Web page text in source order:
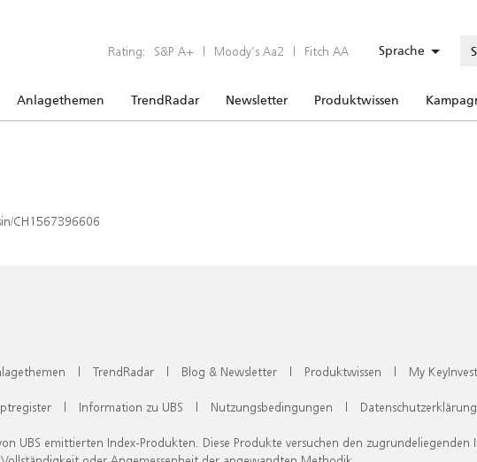
Rating: S&P A+ | Moody’s Aa2 | Fitch AA Sprache
Anlagethemen TrendRadar Newsletter Produktwissen
CH1567396606
| TrendRadar | Blog & Newsletter | Produktwissen | My KeyInvest
| Information zu UBS | Nutzungsbedingungen | Datenschutzerklärung
UBS emittierten Index-Produkten. Diese Produkte versuchen den zugrundeliegenden